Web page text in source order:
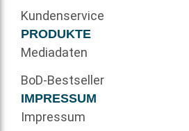
Kundenservice
PRODUKTE
Mediadaten
BoD-Bestseller
IMPRESSUM
Impressum